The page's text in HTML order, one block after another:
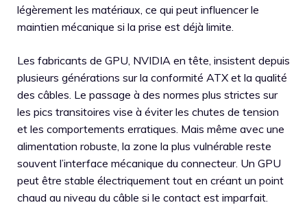
légèrement les matériaux, ce qui peut influencer le
maintien mécanique si la prise est déjà limite.
Les fabricants de GPU, NVIDIA en tête, insistent depuis
plusieurs générations sur la conformité ATX et la qualité
des câbles. Le passage à des normes plus strictes sur
les pics transitoires vise à éviter les chutes de tension
et les comportements erratiques. Mais même avec une
alimentation robuste, la zone la plus vulnérable reste
souvent l’interface mécanique du connecteur. Un GPU
peut être stable électriquement tout en créant un point
chaud au niveau du câble si le contact est imparfait.